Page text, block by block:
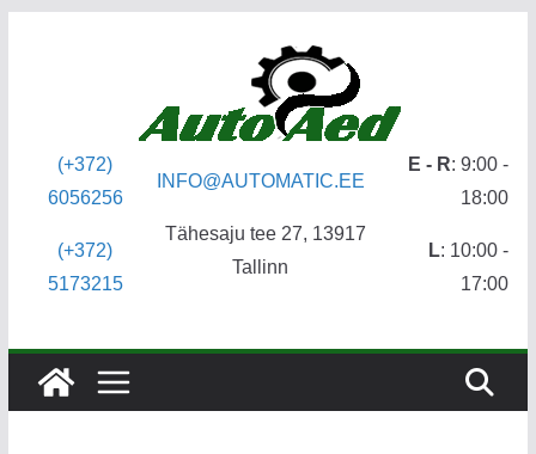
(+372)
6056256
(+372)
5173215
INFO@AUTOMATIC.EE
Tähesaju tee 27, 13917
Tallinn
E - R: 9:00 -
18:00
L: 10:00 -
17:00